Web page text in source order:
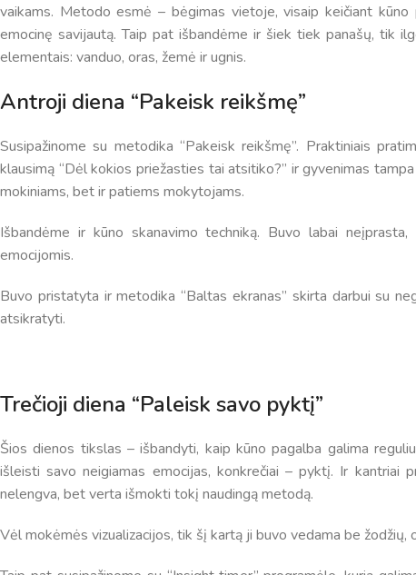
Pamokų laikas
8:00
8:45
6
13:00
7
14:00
14:55
15:40
9
15:50
16:35
16:45
11
17:40
12
18:35 19:20
vaikams. Metodo esmė – bėgimas vietoje, visaip keičiant
emocinę savijautą. Taip pat išbandėme ir šiek tiek panašų, tik
elementais: vanduo, oras, žemė ir ugnis.
Antroji diena “Pakeisk reikšmę”
Susipažinome su metodika “Pakeisk reikšmę”. Praktiniais
klausimą “Dėl kokios priežasties tai atsitiko?” ir gyvenimas
mokiniams, bet ir patiems mokytojams.
Išbandėme ir kūno skanavimo techniką. Buvo labai
emocijomis.
Buvo pristatyta ir metodika “Baltas ekranas” skirta darbui su
atsikratyti.
Trečioji diena “Paleisk savo pyktį”
Šios dienos tikslas – išbandyti, kaip kūno pagalba galima
išleisti savo neigiamas emocijas, konkrečiai – pyktį. Ir kantriai
nelengva, bet verta išmokti tokį naudingą metodą.
Vėl mokėmės vizualizacijos, tik šį kartą ji buvo vedama be žodžių,